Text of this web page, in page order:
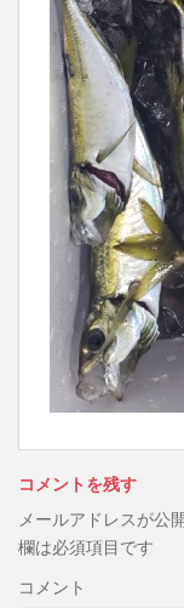
コメントを残す
メールアドレスが公
欄は必須項目です
コメント